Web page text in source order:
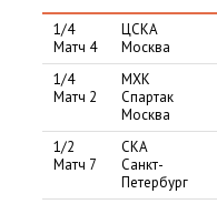
1/4
Матч 4
ЦСКА
Москва
1/4
Матч 2
МХК
Спартак
Москва
1/2
Матч 7
СКА
Санкт-
Петербург